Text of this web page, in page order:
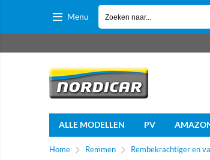
Menu
ALLE MODELLEN PV
Home Remmen Rembekrachtiger en